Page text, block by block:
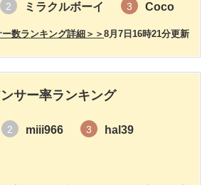
2 ミラクルボーイ 3 Coco
8月7日16時21分更新
数ランキング詳細＞＞
サー率ランキング
2 miii966 3 hal39